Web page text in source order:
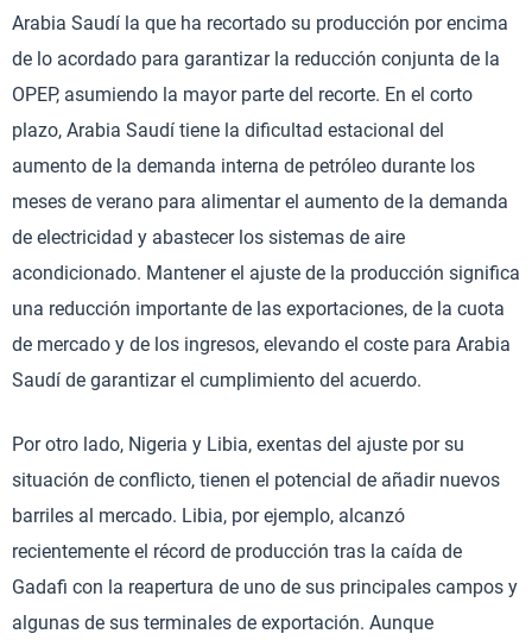
Arabia Saudí la que ha recortado su producción por encima
de lo acordado para garantizar la reducción conjunta de la
OPEP, asumiendo la mayor parte del recorte. En el corto
plazo, Arabia Saudí tiene la dificultad estacional del
aumento de la demanda interna de petróleo durante los
meses de verano para alimentar el aumento de la demanda
de electricidad y abastecer los sistemas de aire
acondicionado. Mantener el ajuste de la producción significa
una reducción importante de las exportaciones, de la cuota
de mercado y de los ingresos, elevando el coste para Arabia
Saudí de garantizar el cumplimiento del acuerdo.
Por otro lado, Nigeria y Libia, exentas del ajuste por su
situación de conflicto, tienen el potencial de añadir nuevos
barriles al mercado. Libia, por ejemplo, alcanzó
recientemente el récord de producción tras la caída de
Gadafi con la reapertura de uno de sus principales campos y
algunas de sus terminales de exportación. Aunque